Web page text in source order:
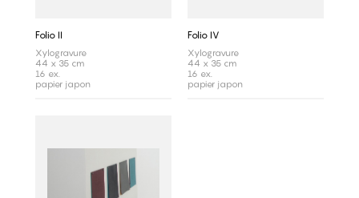
Folio II
Xylogravure
44 x 35 cm
16 ex.
papier japon
Folio IV
Xylogravure
44 x 35 cm
16 ex.
papier japon